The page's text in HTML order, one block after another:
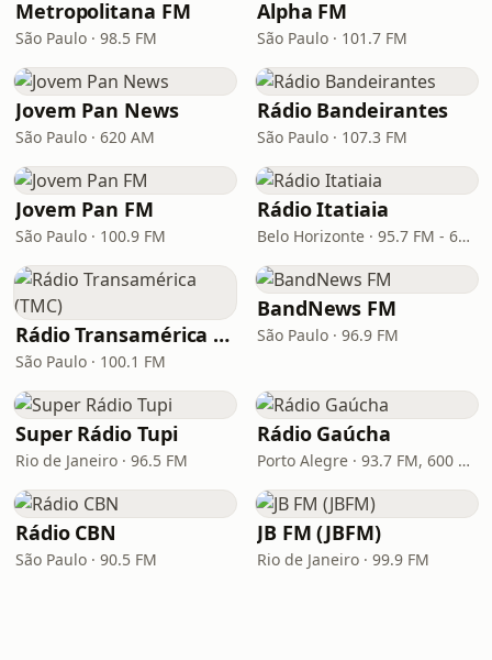
Metropolitana FM
São Paulo · 98.5 FM
Alpha FM
São Paulo · 101.7 FM
Jovem Pan News
São Paulo · 620 AM
Rádio Bandeirantes
São Paulo · 107.3 FM
Jovem Pan FM
São Paulo · 100.9 FM
Rádio Itatiaia
Belo Horizonte · 95.7 FM - 610 AM
Rádio Transamérica (TMC)
São Paulo · 100.1 FM
BandNews FM
São Paulo · 96.9 FM
Super Rádio Tupi
Rio de Janeiro · 96.5 FM
Rádio Gaúcha
Porto Alegre · 93.7 FM, 600 AM
Rádio CBN
São Paulo · 90.5 FM
JB FM (JBFM)
Rio de Janeiro · 99.9 FM